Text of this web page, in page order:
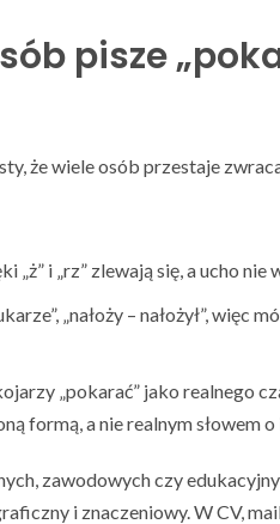
pisze
że wiele osób przestaje
i „rz” zlewają się, a ucho nie
„nałoży – nałożył”, więc
„pokarać” jako realnego
formą, a nie realnym słowem o
zawodowych czy
i znaczeniowy. W CV,